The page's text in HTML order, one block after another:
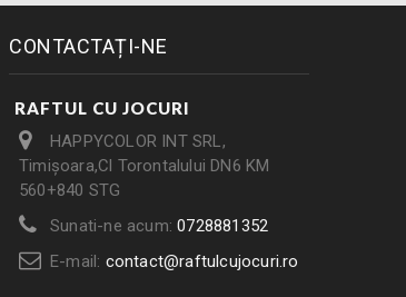
CONTACTAȚI-NE
RAFTUL CU JOCURI
HAPPYCOLOR INT SRL,
Timișoara,Cl Torontalului DN6 KM
560+840 STG
Sunati-ne acum:0728881352
E-mail: contact@raftulcujocuri.ro